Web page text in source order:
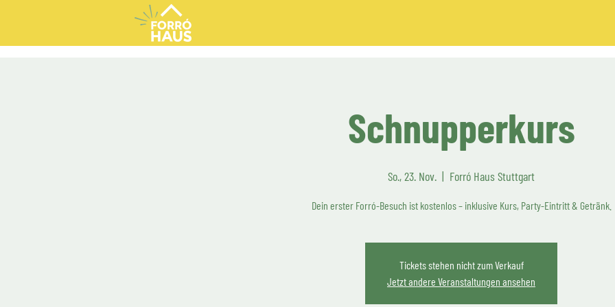
Schnupperkurs
So., 23. Nov.
  |
Forró Haus Stuttgart
Dein erster Forró-Besuch ist kostenlos – inklusive Kurs, Party-Eintritt & Getränk.
Tickets stehen nicht zum Verkauf
Jetzt andere Veranstaltungen ansehen